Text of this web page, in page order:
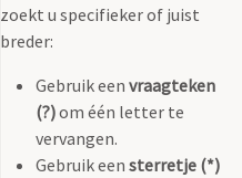
zoekt u specifieker of juist
breder:
Gebruik een vraagteken
(?)om één letter te
vervangen.
Gebruik een sterretje (*)